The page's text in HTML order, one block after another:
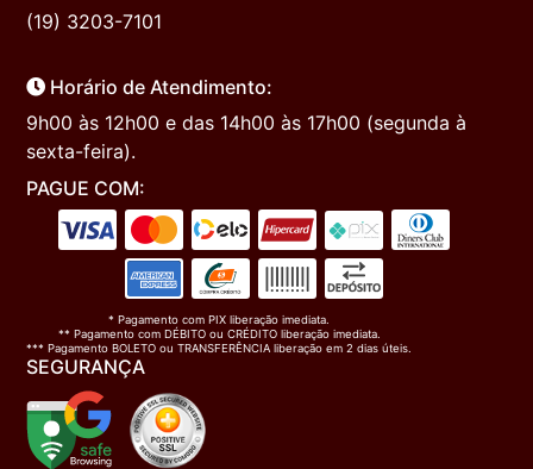
(19) 3203-7101
Horário de Atendimento:
9h00 às 12h00 e das 14h00 às 17h00 (segunda à
sexta-feira).
PAGUE COM:
* Pagamento com PIX liberação imediata.
** Pagamento com DÉBITO ou CRÉDITO liberação imediata.
*** Pagamento BOLETO ou TRANSFERÊNCIA liberação em 2 dias úteis.
SEGURANÇA